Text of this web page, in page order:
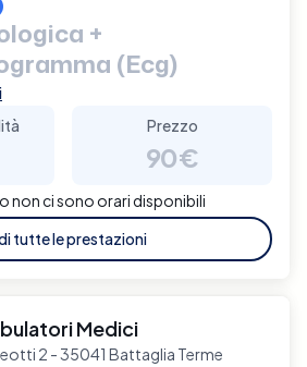
+
(Ecg)
Prezzo
90€
non ci sono orari disponibili
tutte le prestazioni
Medici
2 - 35041 Battaglia Terme